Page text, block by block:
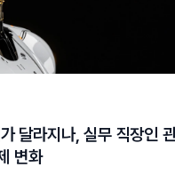
달라지나, 실무 직장인
변화